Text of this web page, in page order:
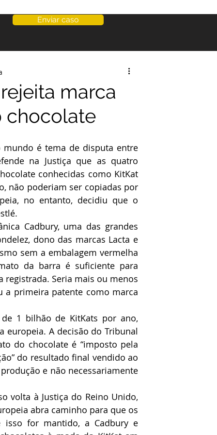
Enviar caso
marca
chocolate
é tema de disputa entre
na Justiça que as quatro
conhecidas como KitKat
não poderiam ser copiadas por
no entanto, decidiu que o
Cadbury, uma das grandes
dono das marcas Lacta e
sem a embalagem vermelha
da barra é suficiente para
registrada. Seria mais ou menos
a primeira patente como marca
1 bilhão de KitKats por ano,
europeia. A decisão do Tribunal
do chocolate é “imposto pela
do resultado final vendido ao
e não necessariamente
volta à Justiça do Reino Unido,
abra caminho para que os
isso for mantido, a Cadbury e